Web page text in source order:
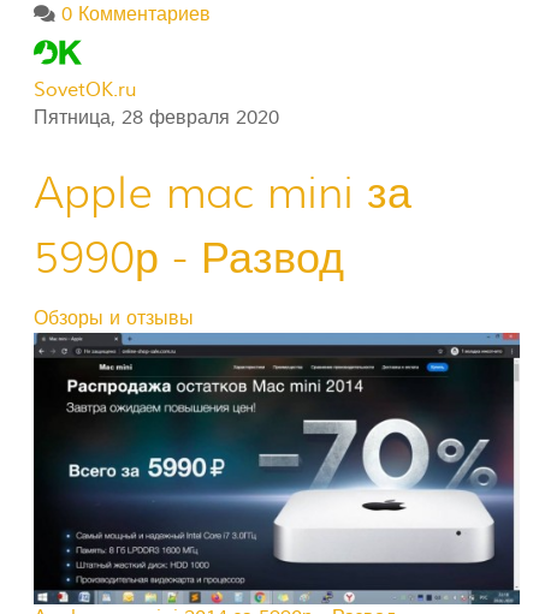
0 Комментариев
SovetOK.ru
Пятница, 28 февраля 2020
Apple mac mini за
5990р - Развод
Обзоры и отзывы